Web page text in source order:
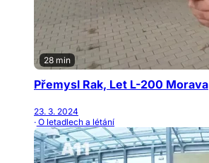
28 min
Přemysl Rak, Let L-200 Morava
23. 3. 2024
· O letadlech a létání